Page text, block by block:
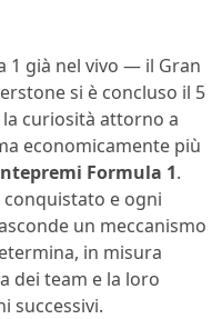
1 già nel vivo — il Gran
si è concluso il 5
curiosità attorno a
economicamente più
Formula 1.
e ogni
un meccanismo
in misura
dei team e la loro
successivi.